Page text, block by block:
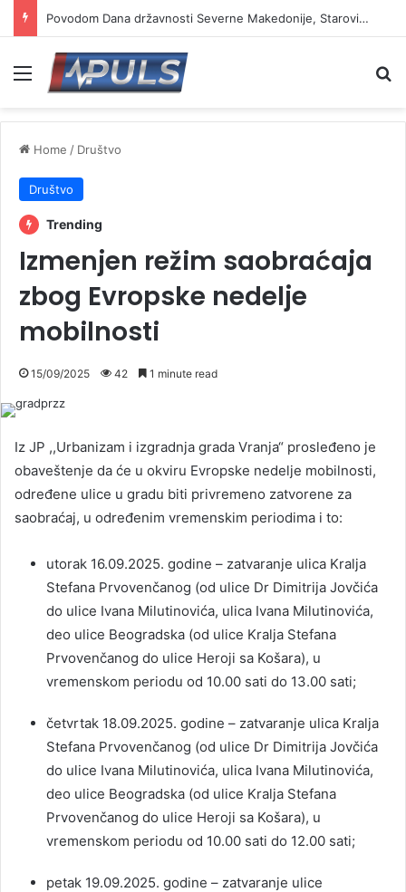
Povodom Dana državnosti Severne Makedonije, Starović i Toškovski u manastiru Prohor Pčinjski
Menu
Home / Društvo
Društvo
Trending
Izmenjen režim saobraćaja
zbog Evropske nedelje
mobilnosti
15/09/2025 42 1 minute read
Iz JP ,,Urbanizam i izgradnja grada Vranja“ prosleđeno je
obaveštenje da će u okviru Evropske nedelje mobilnosti,
određene ulice u gradu biti privremeno zatvorene za
saobraćaj, u određenim vremenskim periodima i to:
utorak 16.09.2025. godine – zatvaranje ulica Kralja
Stefana Prvovenčanog (od ulice Dr Dimitrija Jovčića
do ulice Ivana Milutinovića, ulica Ivana Milutinovića,
deo ulice Beogradska (od ulice Kralja Stefana
Prvovenčanog do ulice Heroji sa Košara), u
vremenskom periodu od 10.00 sati do 13.00 sati;
četvrtak 18.09.2025. godine – zatvaranje ulica Kralja
Stefana Prvovenčanog (od ulice Dr Dimitrija Jovčića
do ulice Ivana Milutinovića, ulica Ivana Milutinovića,
deo ulice Beogradska (od ulice Kralja Stefana
Prvovenčanog do ulice Heroji sa Košara), u
vremenskom periodu od 10.00 sati do 12.00 sati;
petak 19.09.2025. godine – zatvaranje ulice